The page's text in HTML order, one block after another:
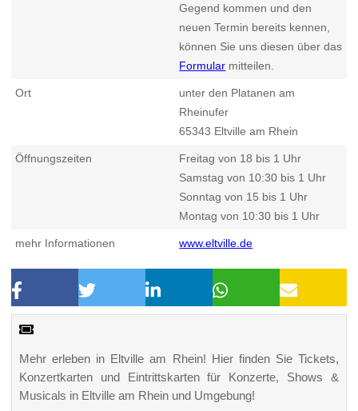
Gegend kommen und den
neuen Termin bereits kennen,
können Sie uns diesen über das
Formular mitteilen.
Ort
unter den Platanen am
Rheinufer
65343 Eltville am Rhein
Öffnungszeiten
Freitag von 18 bis 1 Uhr
Samstag von 10:30 bis 1 Uhr
Sonntag von 15 bis 1 Uhr
Montag von 10:30 bis 1 Uhr
mehr Informationen www.eltville.de
Mehr erleben in Eltville am Rhein! Hier finden Sie Tickets,
Konzertkarten und Eintrittskarten für Konzerte, Shows &
Musicals in Eltville am Rhein und Umgebung!